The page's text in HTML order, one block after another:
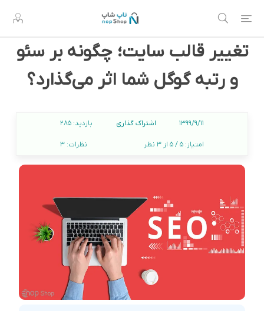
تغییر قالب سایت؛ چگونه بر سئو
و رتبه گوگل شما اثر می‌گذارد؟
1399/9/11 اشتراک گذاری بازدید:285
امتیاز: 5 / 5 از 3 نظر نظرات:3